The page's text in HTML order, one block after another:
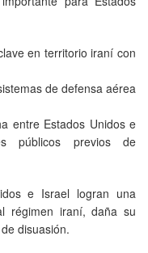
en territorio iraní con
de defensa aérea
entre Estados Unidos e
públicos previos de
e Israel logran una
régimen iraní, daña su
disuasión.